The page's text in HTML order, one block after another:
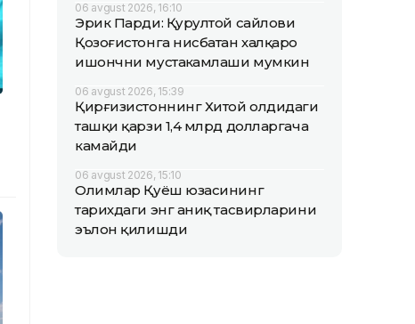
06 avgust 2026, 16:10
Эрик Парди: Қурултой сайлови
Қозоғистонга нисбатан халқаро
ишончни мустаҳкамлаши мумкин
06 avgust 2026, 15:39
Қирғизистоннинг Хитой олдидаги
ташқи қарзи 1,4 млрд долларгача
камайди
06 avgust 2026, 15:10
Олимлар Қуёш юзасининг
тарихдаги энг аниқ тасвирларини
эълон қилишди